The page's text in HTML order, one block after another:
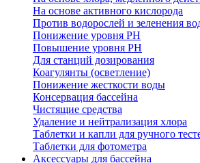
На основе активного кислорода
Против водорослей и зеленения
Понижение уровня РН
Повышение уровня РН
Для станций дозирования
Коагулянты (осветление)
Понижение жесткости воды
Консервация бассейна
Чистящие средства
Удаление и нейтрализация хлора
Таблетки и капли для ручного
Таблетки для фотометра
Аксессуары для бассейна